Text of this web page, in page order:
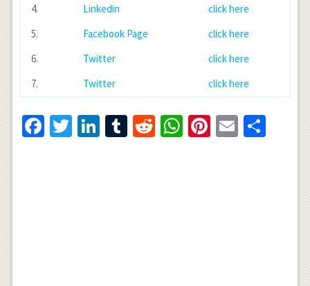
4.
Linkedin
click here
5.
Facebook Page
click here
6.
Twitter
click here
7.
Twitter click here
Facebook
Twitter
LinkedIn
Tumblr
RedditWhatsApp
Pinterest
Email